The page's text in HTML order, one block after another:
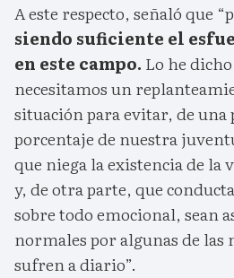
A este respecto, señaló que
siendo suficiente el
en este campo. Lo he
necesitamos un
situación para evitar, de una
porcentaje de nuestra
que niega la existencia de la
y, de otra parte, que
sobre todo emocional, sean
normales por algunas de las
sufren a diario”.